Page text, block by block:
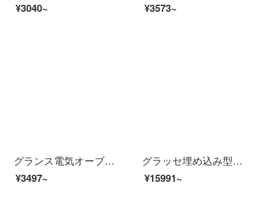
¥3040~
¥3573~
グランス電気オーブン家庭用40 L大容量K 41焙煎多層オーブンテレビランプ上下独立操作でお菓子ブランドの精選品K 41シルバーセット
¥3497~
グラッセ埋め込み型ステンレスマイクロ蒸焼一体機電子レンジ光波炉家庭用焙煎多機能タブレット知能予約23 L 800 W新品アップグレードG 800 F 23 ESL-XG(S 0)-RR 04
¥15991~